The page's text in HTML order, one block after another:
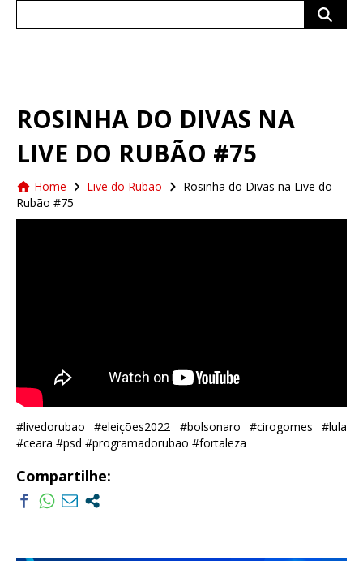
ROSINHA DO DIVAS NA
LIVE DO RUBÃO #75
Home Live do Rubão
Rosinha do Divas na Live do
Rubão #75
#livedorubao #eleições2022 #bolsonaro #cirogomes #lula
#ceara #psd #programadorubao #fortaleza
Compartilhe: